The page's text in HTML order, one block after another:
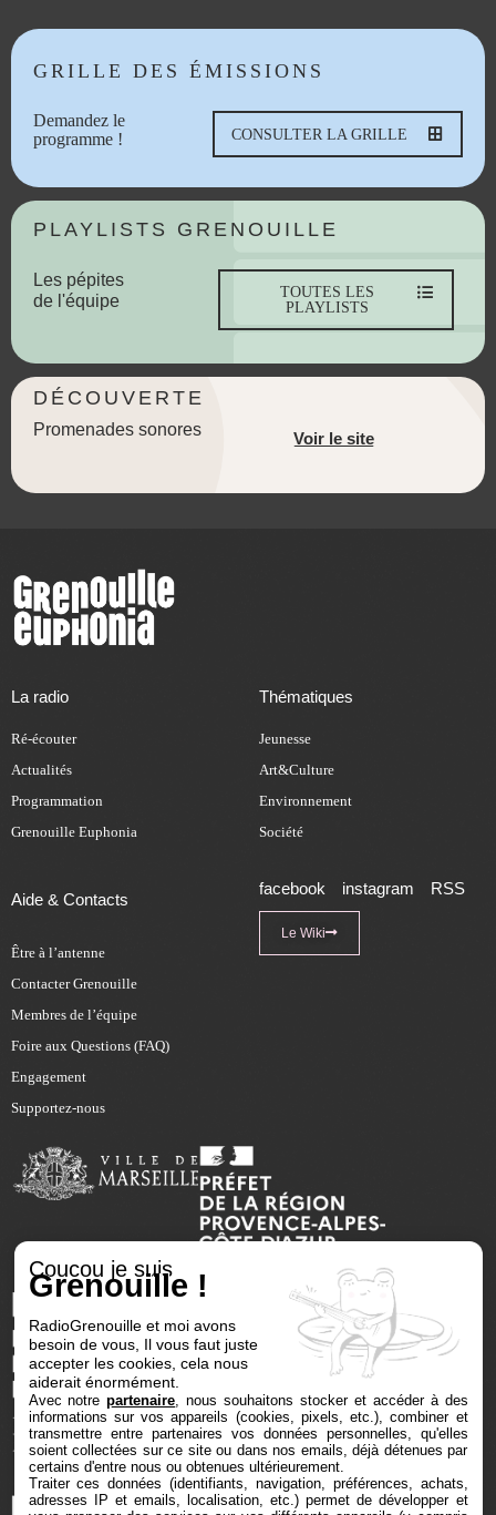
GRILLE DES ÉMISSIONS
Demandez le
programme !
CONSULTER LA GRILLE
PLAYLISTS GRENOUILLE
Les pépites
de l'équipe
TOUTES LES
PLAYLISTS
DÉCOUVERTE
Promenades sonores Voir le site
La radio
Ré-écouter
Actualités
Programmation
Grenouille Euphonia
Thématiques
Jeunesse
Art&Culture
Environnement
Société
Aide & Contacts
Être à l’antenne
Contacter Grenouille
Membres de l’équipe
Foire aux Questions (FAQ)
Engagement
Supportez-nous
facebook instagram RSS
Le Wiki
Coucou je suis
Grenouille !
RadioGrenouille et moi avons
besoin de vous, Il vous faut juste
accepter les cookies, cela nous
aiderait énormément.
Avec notrepartenaire , nous souhaitons stocker et accéder à des
informations sur vos appareils (cookies, pixels, etc.), combiner et
transmettre entre partenaires vos données personnelles, qu'elles
soient collectées sur ce site ou dans nos emails, déjà détenues par
certains d'entre nous ou obtenues ultérieurement.
Traiter ces données (identifiants, navigation, préférences, achats,
adresses IP et emails, localisation, etc.) permet de développer et